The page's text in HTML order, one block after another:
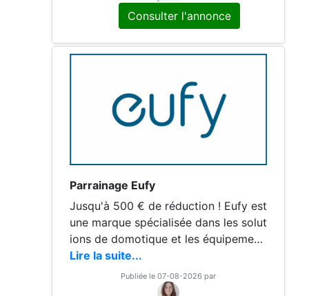
ncés sur la page ci-dessous, merci de
m'envoyer votre adresse mail via la
messagerie pour recevoir votre avant
age. 1) Choisissez un produit éligible
Consulter l'annonce
Parrainage Eufy
Jusqu'à 500 € de réduction ! Eufy est
une marque spécialisée dans les solut
ions de domotique et les équipement
s de sécurité pour la maison. Le parra
inage est accessible en utilisant le lie
n de recommandation : N’hésitez pas
Lire la suite...
Publiée le 07-08-2026 par